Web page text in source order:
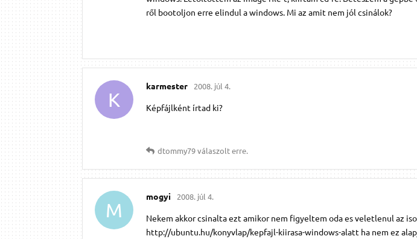
ről bootoljon erre elindul a windows. Mi az amit nem jól csinálok?
K
karmester 2008. júl 4.
Képfájlként írtad ki?
dtommy79válaszolt erre.
M
mogyi 2008. júl 4.
Nekem akkor csinalta ezt amikor nem figyeltem oda es veletlenul az
http://ubuntu.hu/konyvlap/kepfajl-kiirasa-windows-alatt ha nem ez